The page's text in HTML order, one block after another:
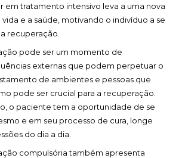
em tratamento intensivo leva a uma nova
e a saúde, motivando o indivíduo a se
recuperação.
pode ser um momento de
externas que podem perpetuar o
de ambientes e pessoas que
pode ser crucial para a recuperação.
o paciente tem a oportunidade de se
e em seu processo de cura, longe
do dia a dia.
compulsória também apresenta